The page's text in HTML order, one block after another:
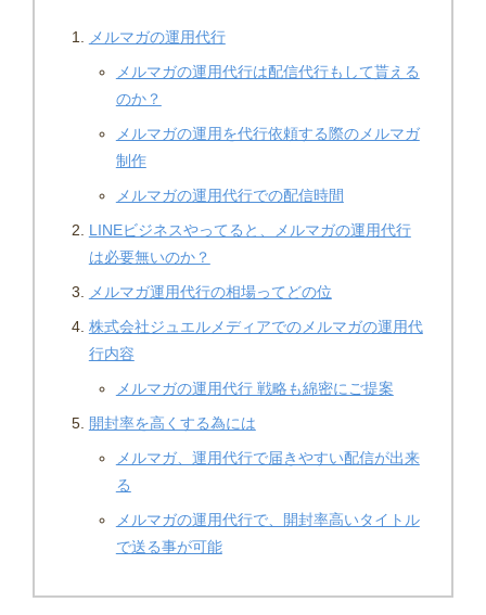
メルマガの運用代行
メルマガの運用代行は配信代行もして貰える
のか？
メルマガの運用を代行依頼する際のメルマガ
制作
メルマガの運用代行での配信時間
LINEビジネスやってると、メルマガの運用代行
は必要無いのか？
メルマガ運用代行の相場ってどの位
株式会社ジュエルメディアでのメルマガの運用代
行内容
メルマガの運用代行 戦略も綿密にご提案
開封率を高くする為には
メルマガ、運用代行で届きやすい配信が出来
る
メルマガの運用代行で、開封率高いタイトル
で送る事が可能